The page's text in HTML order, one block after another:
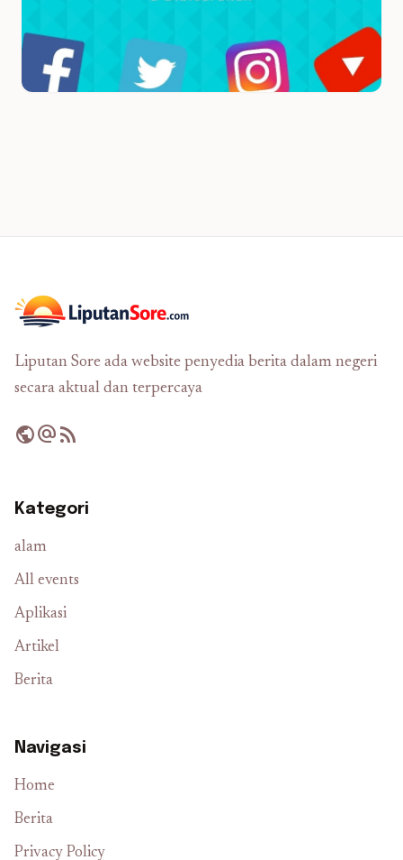
Liputan Sore ada website penyedia berita dalam negeri
secara aktual dan terpercaya
publicalternate_emailrss_feed
Kategori
alam
All events
Aplikasi
Artikel
Berita
Navigasi
Home
Berita
Privacy Policy